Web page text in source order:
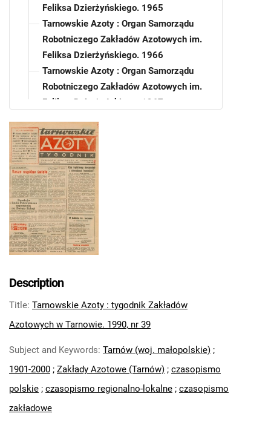
Feliksa Dzierżyńskiego. 1965
Tarnowskie Azoty : Organ Samorządu
Robotniczego Zakładów Azotowych im.
Feliksa Dzierżyńskiego. 1966
Tarnowskie Azoty : Organ Samorządu
Robotniczego Zakładów Azotowych im.
Feliksa Dzierżyńskiego. 1967
Robotniczego Zakładów Azotowych im.
Feliksa Dzierżyńskiego. 1968
Tarnowskie Azoty : Organ Samorządu
Robotniczego Zakładów Azotowych im.
Feliksa Dzierżyńskiego. 1969
Tarnowskie Azoty : Organ Samorządu
Robotniczego Zakładów Azotowych im.
Feliksa Dzierżyńskiego. 1970
Robotniczego Zakładów Azotowych im.
Tarnowskie Azoty : Organ Samorządu
Robotniczego Zakładów Azotowych im.
Tarnowskie Azoty : Organ Samorządu
Robotniczego Zakładów Azotowych im.
Feliksa Dzierżyńskiego. 1974
Description
Title: Tarnowskie Azoty : tygodnik Zakładów
Azotowych w Tarnowie. 1990, nr 39
Subject and Keywords: Tarnów (woj. małopolskie) ;
1901-2000 ; Zakłady Azotowe (Tarnów) ; czasopismo
polskie ; czasopismo regionalno-lokalne ; czasopismo
zakładowe